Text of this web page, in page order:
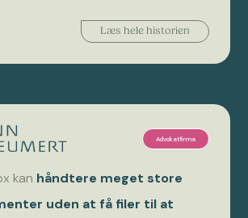
Læs hele historien
Advokatfirma
kan håndtere meget store
uden at få filer til at